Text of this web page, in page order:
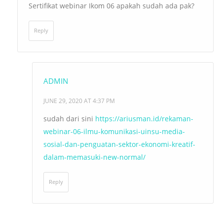
Sertifikat webinar Ikom 06 apakah sudah ada pak?
Reply
ADMIN
JUNE 29, 2020 AT 4:37 PM
sudah dari sini https://ariusman.id/rekaman-
webinar-06-ilmu-komunikasi-uinsu-media-
sosial-dan-penguatan-sektor-ekonomi-kreatif-
dalam-memasuki-new-normal/
Reply